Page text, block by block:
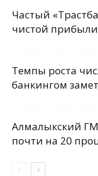
Частый
чистой
Темпы роста
банкингом
Алмалыкский
почти на 20